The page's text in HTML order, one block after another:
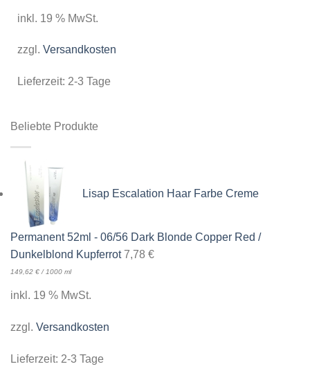
inkl. 19 % MwSt.
zzgl. Versandkosten
Lieferzeit: 2-3 Tage
Beliebte Produkte
Lisap Escalation Haar Farbe Creme
Permanent 52ml - 06/56 Dark Blonde Copper Red /
Dunkelblond Kupferrot 7,78 €
149,62 €/1000 ml
inkl. 19 % MwSt.
zzgl. Versandkosten
Lieferzeit: 2-3 Tage